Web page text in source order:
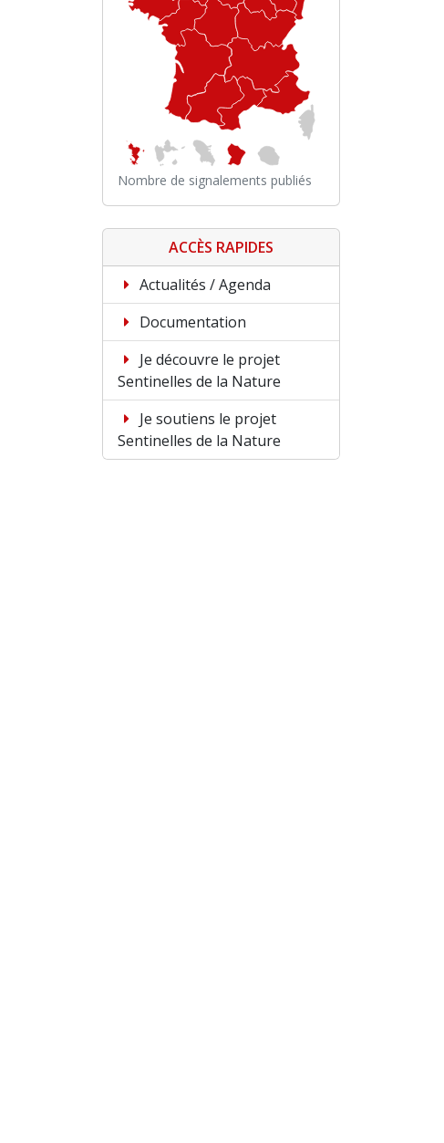
Nombre de signalements publiés
ACCÈS RAPIDES
Actualités / Agenda
Documentation
Je découvre le projet
Sentinelles de la Nature
Je soutiens le projet
Sentinelles de la Nature